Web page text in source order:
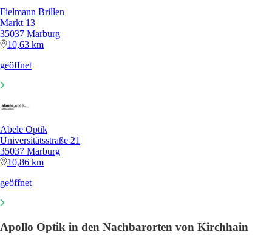
Fielmann Brillen
Markt 13
35037 Marburg
10,63 km
geöffnet
Abele Optik
Universitätsstraße 21
35037 Marburg
10,86 km
geöffnet
Apollo Optik in den Nachbarorten von Kirchhain